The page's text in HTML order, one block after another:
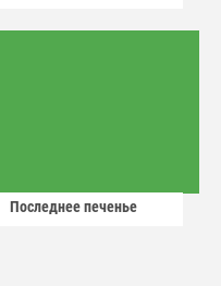
Последнее печенье